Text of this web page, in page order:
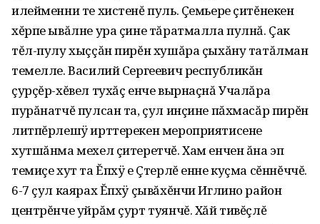
илейменни те хистенĕ пуль. Çемьере çитĕнекен
хĕрпе ывăлне ура çине тăратмалла пулнă. Çак
тĕл-пулу хыççăн пирĕн хушăра çыхăну татăлман
темелле. Василий Сергеевич республикăн
çурçĕр-хĕвел тухăç енче вырнаçнă Учалăра
пурăнатчĕ пулсан та, çул инçине пăхмасăр пирĕн
литпĕрлешÿ ирттерекен мероприятисене
хутшăнма мехел çитеретчĕ. Хам енчен ăна эп
темиçе хут та Ĕпхÿ е Çтерлĕ енне куçма сĕннĕччĕ.
6-7 çул каярах Ĕпхÿ çывăхĕнчи Иглино район
центрĕнче уйрăм çурт туянчĕ. Хăй тивĕçлĕ